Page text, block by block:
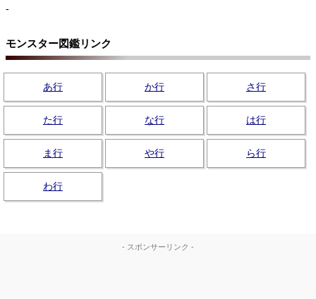
-
モンスター図鑑リンク
あ行 か行 さ行
た行 な行 は行
ま行 や行 ら行
わ行
- スポンサーリンク -